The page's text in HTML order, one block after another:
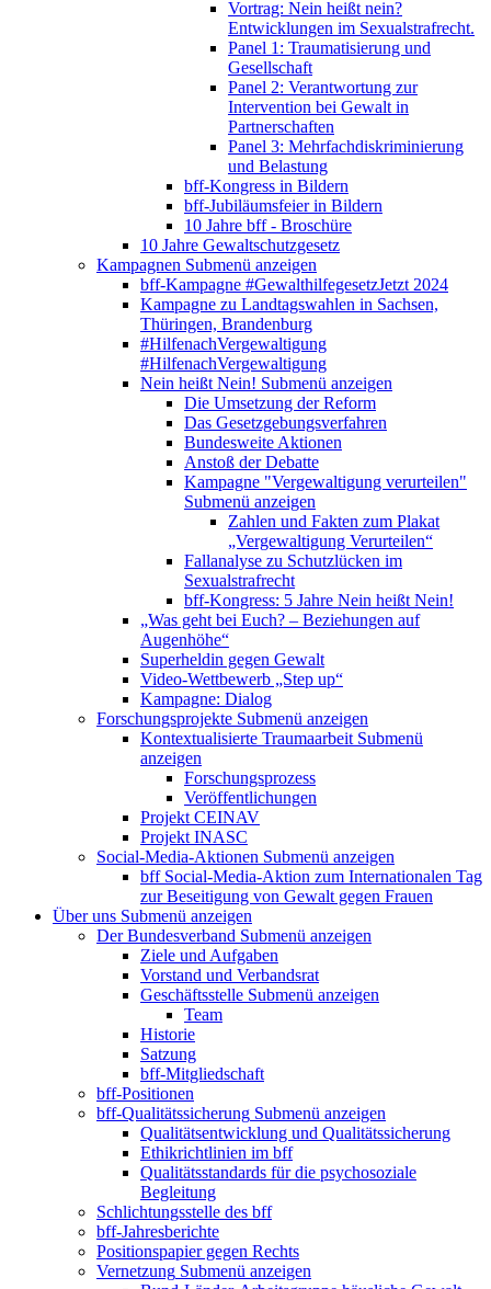
Vortrag: Nein heißt nein?
Entwicklungen im Sexualstrafrecht.
Panel 1: Traumatisierung und
Gesellschaft
Panel 2: Verantwortung zur
Intervention bei Gewalt in
Partnerschaften
Panel 3: Mehrfachdiskriminierung
und Belastung
bff-Kongress in Bildern
bff-Jubiläumsfeier in Bildern
10 Jahre bff - Broschüre
10 Jahre Gewaltschutzgesetz
Kampagnen Submenü anzeigen
bff-Kampagne #GewalthilfegesetzJetzt 2024
Kampagne zu Landtagswahlen in Sachsen,
Thüringen, Brandenburg
#HilfenachVergewaltigung
#HilfenachVergewaltigung
Nein heißt Nein! Submenü anzeigen
Die Umsetzung der Reform
Das Gesetzgebungsverfahren
Bundesweite Aktionen
Anstoß der Debatte
Kampagne "Vergewaltigung verurteilen"
Submenü anzeigen
Zahlen und Fakten zum Plakat
„Vergewaltigung Verurteilen“
Fallanalyse zu Schutzlücken im
Sexualstrafrecht
bff-Kongress: 5 Jahre Nein heißt Nein!
„Was geht bei Euch? – Beziehungen auf
Augenhöhe“
Superheldin gegen Gewalt
Video-Wettbewerb „Step up“
Kampagne: Dialog
Forschungsprojekte Submenü anzeigen
Kontextualisierte Traumaarbeit Submenü
anzeigen
Forschungsprozess
Veröffentlichungen
Projekt CEINAV
Projekt INASC
Social-Media-Aktionen Submenü anzeigen
bff Social-Media-Aktion zum Internationalen Tag
zur Beseitigung von Gewalt gegen Frauen
Über uns Submenü anzeigen
Der Bundesverband Submenü anzeigen
Ziele und Aufgaben
Vorstand und Verbandsrat
Geschäftsstelle Submenü anzeigen
Team
Historie
Satzung
bff-Mitgliedschaft
bff-Positionen
bff-Qualitätssicherung Submenü anzeigen
Qualitätsentwicklung und Qualitätssicherung
Ethikrichtlinien im bff
Qualitätsstandards für die psychosoziale
Begleitung
Schlichtungsstelle des bff
bff-Jahresberichte
Positionspapier gegen Rechts
Vernetzung Submenü anzeigen